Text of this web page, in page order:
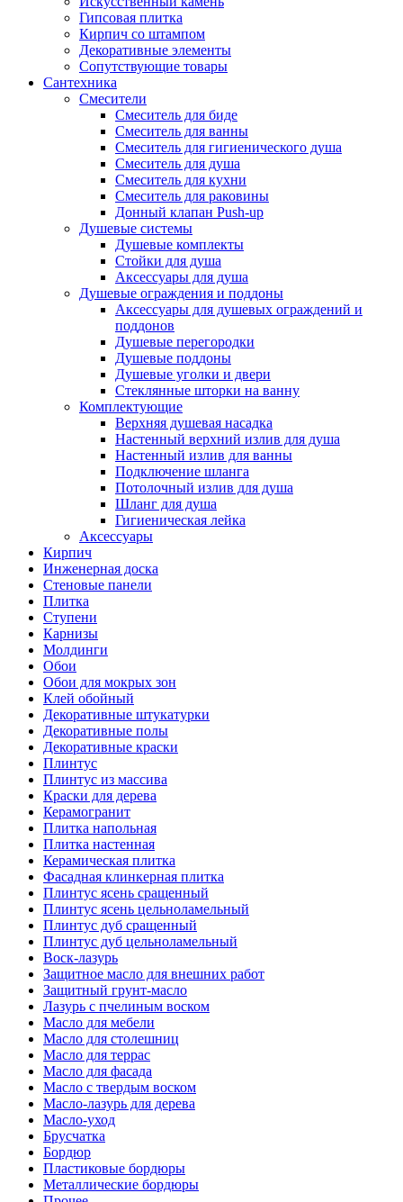
Гипсовая плитка
Кирпич со штампом
Декоративные элементы
Сопутствующие товары
Сантехника
Смесители
Смеситель для биде
Смеситель для ванны
Смеситель для гигиенического душа
Смеситель для душа
Смеситель для кухни
Смеситель для раковины
Донный клапан Push-up
Душевые системы
Душевые комплекты
Стойки для душа
Аксессуары для душа
Душевые ограждения и поддоны
Аксессуары для душевых ограждений и
поддонов
Душевые перегородки
Душевые поддоны
Душевые уголки и двери
Стеклянные шторки на ванну
Комплектующие
Верхняя душевая насадка
Настенный верхний излив для душа
Настенный излив для ванны
Подключение шланга
Потолочный излив для душа
Шланг для душа
Гигиеническая лейка
Аксессуары
Кирпич
Инженерная доска
Стеновые панели
Плитка
Ступени
Карнизы
Молдинги
Обои
Обои для мокрых зон
Клей обойный
Декоративные штукатурки
Декоративные полы
Декоративные краски
Плинтус
Плинтус из массива
Краски для дерева
Керамогранит
Плитка напольная
Плитка настенная
Керамическая плитка
Фасадная клинкерная плитка
Плинтус ясень сращенный
Плинтус ясень цельноламельный
Плинтус дуб сращенный
Плинтус дуб цельноламельный
Воск-лазурь
Защитное масло для внешних работ
Защитный грунт-масло
Лазурь с пчелиным воском
Масло для мебели
Масло для столешниц
Масло для террас
Масло для фасада
Масло с твердым воском
Масло-лазурь для дерева
Масло-уход
Брусчатка
Бордюр
Пластиковые бордюры
Металлические бордюры